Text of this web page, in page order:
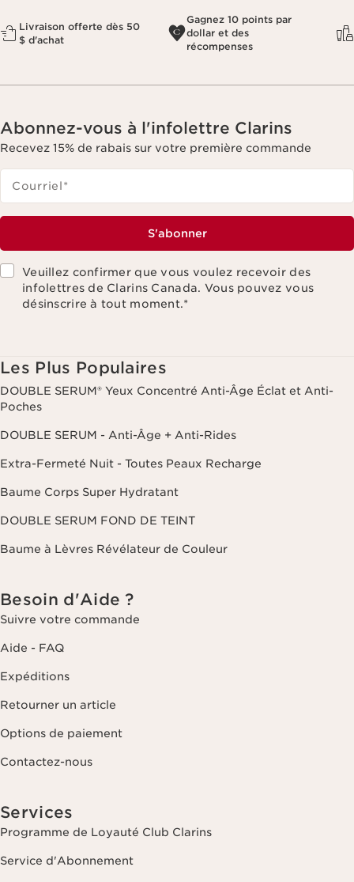
Livraison offerte dès 50
$ d'achat
Gagnez 10 points par
dollar et des
récompenses
Abonnez-vous à l'infolettre Clarins
Recevez 15% de rabais sur votre première commande
Courriel*
S'abonner
Veuillez confirmer que vous voulez recevoir des
infolettres de Clarins Canada. Vous pouvez vous
désinscrire à tout moment.*
Les Plus Populaires
DOUBLE SERUM® Yeux Concentré Anti-Âge Éclat et Anti-
Poches
DOUBLE SERUM - Anti-Âge + Anti-Rides
Extra-Fermeté Nuit - Toutes Peaux Recharge
Baume Corps Super Hydratant
DOUBLE SERUM FOND DE TEINT
Baume à Lèvres Révélateur de Couleur
Besoin d'Aide ?
Suivre votre commande
Aide - FAQ
Expéditions
Retourner un article
Options de paiement
Contactez-nous
Services
Programme de Loyauté Club Clarins
Service d'Abonnement